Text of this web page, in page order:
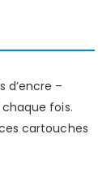
d’encre –
fois.
cartouches